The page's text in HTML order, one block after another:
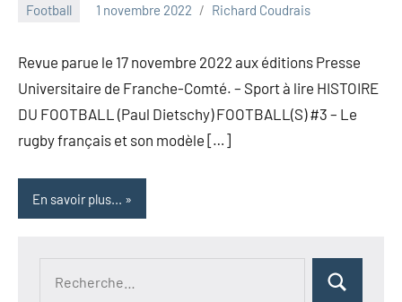
Football 1 novembre 2022 Richard Coudrais
Revue parue le 17 novembre 2022 aux éditions Presse
Universitaire de Franche-Comté. – Sport à lire HISTOIRE
DU FOOTBALL (Paul Dietschy) FOOTBALL(S) #3 – Le
rugby français et son modèle […]
En savoir plus...
Rechercher